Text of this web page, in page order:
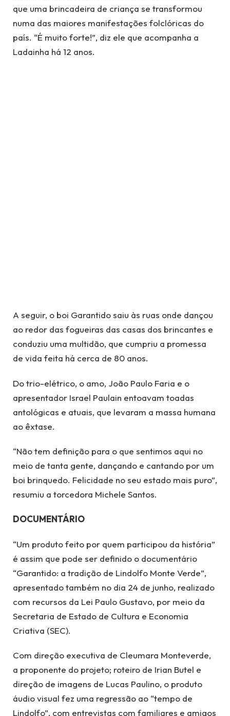
que uma brincadeira de criança se transformou
numa das maiores manifestações folclóricas do
país. “É muito forte!”, diz ele que acompanha a
Ladainha há 12 anos.
A seguir, o boi Garantido saiu às ruas onde dançou
ao redor das fogueiras das casas dos brincantes e
conduziu uma multidão, que cumpriu a promessa
de vida feita há cerca de 80 anos.
Do trio-elétrico, o amo, João Paulo Faria e o
apresentador Israel Paulain entoavam toadas
antológicas e atuais, que levaram a massa humana
ao êxtase.
“Não tem definição para o que sentimos aqui no
meio de tanta gente, dançando e cantando por um
boi brinquedo. Felicidade no seu estado mais puro”,
resumiu a torcedora Michele Santos.
DOCUMENTÁRIO
“Um produto feito por quem participou da história”
é assim que pode ser definido o documentário
“Garantido: a tradição de Lindolfo Monte Verde”,
apresentado também no dia 24 de junho, realizado
com recursos da Lei Paulo Gustavo, por meio da
Secretaria de Estado de Cultura e Economia
Criativa (SEC).
Com direção executiva de Cleumara Monteverde,
a proponente do projeto; roteiro de Irian Butel e
direção de imagens de Lucas Paulino, o produto
áudio visual fez uma regressão ao “tempo de
Lindolfo”, com entrevistas com familiares e amigos